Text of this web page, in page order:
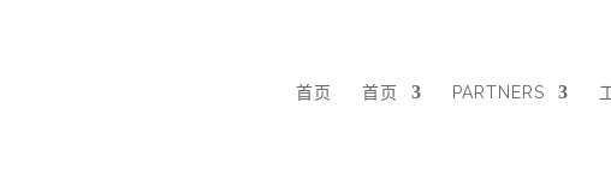
首页 首页 PARTNERS